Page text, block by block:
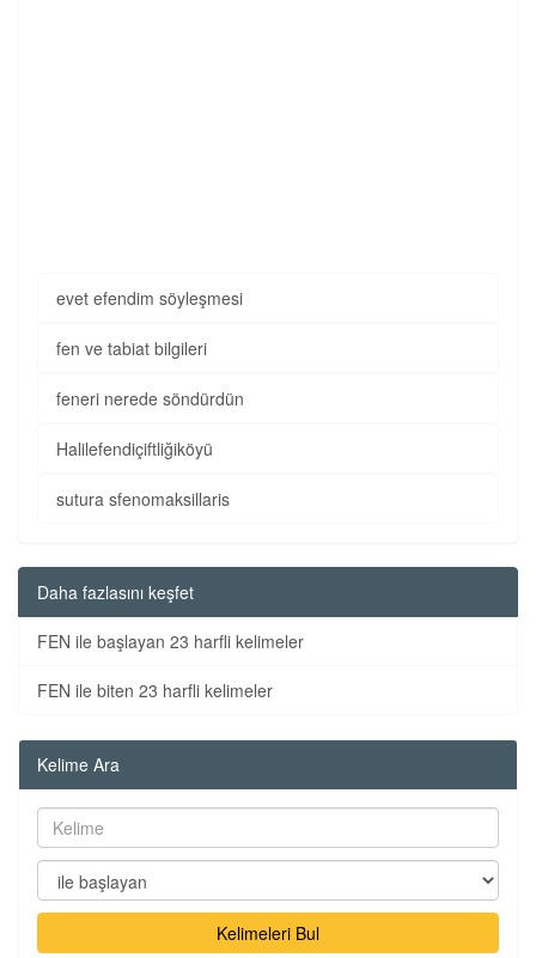
evet efendim söyleşmesi
fen ve tabiat bilgileri
feneri nerede söndürdün
Halilefendiçiftliğiköyü
sutura sfenomaksillaris
Daha fazlasını keşfet
FEN ile başlayan 23 harfli kelimeler
FEN ile biten 23 harfli kelimeler
Kelime Ara
Kelimeleri Bul